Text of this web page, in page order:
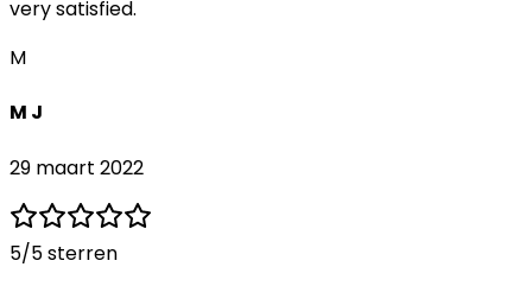
very satisfied.
M
M J
29 maart 2022
5/5 sterren